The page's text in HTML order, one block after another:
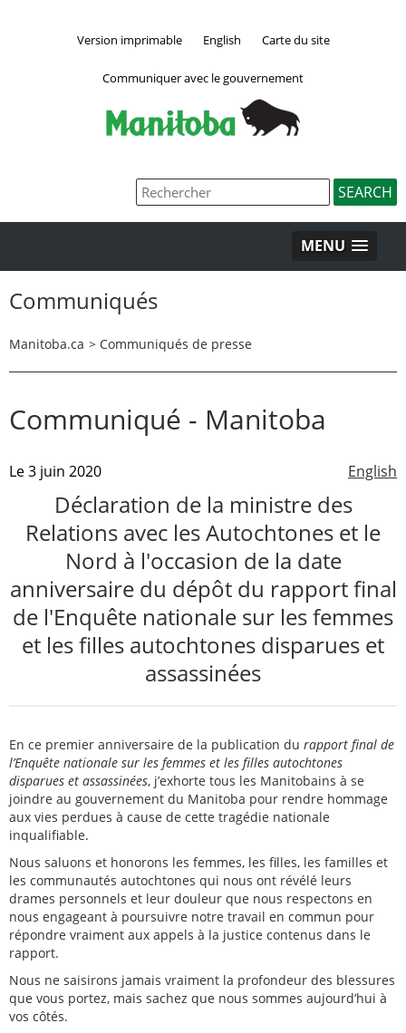
Version imprimable English Carte du site
Communiquer avec le gouvernement
MENU
Communiqués
Manitoba.ca > Communiqués de presse
Communiqué - Manitoba
English
Le 3 juin 2020
Déclaration de la ministre des
Relations avec les Autochtones et le
Nord à l'occasion de la date
anniversaire du dépôt du rapport final
de l'Enquête nationale sur les femmes
et les filles autochtones disparues et
assassinées
En ce premier anniversaire de la publication du rapport final de
l’Enquête nationale sur les femmes et les filles autochtones
disparues et assassinées, j’exhorte tous les Manitobains à se
joindre au gouvernement du Manitoba pour rendre hommage
aux vies perdues à cause de cette tragédie nationale
inqualifiable.
Nous saluons et honorons les femmes, les filles, les familles et
les communautés autochtones qui nous ont révélé leurs
drames personnels et leur douleur que nous respectons en
nous engageant à poursuivre notre travail en commun pour
répondre vraiment aux appels à la justice contenus dans le
rapport.
Nous ne saisirons jamais vraiment la profondeur des blessures
que vous portez, mais sachez que nous sommes aujourd’hui à
vos côtés.